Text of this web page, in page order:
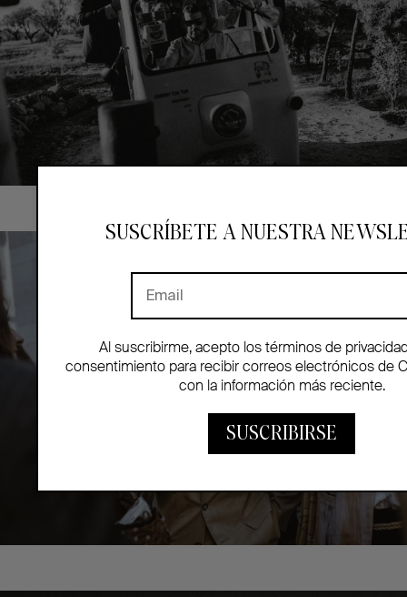
SUSCRÍBETE A NUESTRA
Al suscribirme, acepto los términos de
consentimiento para recibir correos electrónicos de
con la información más reciente.
SUSCRIBIRSE